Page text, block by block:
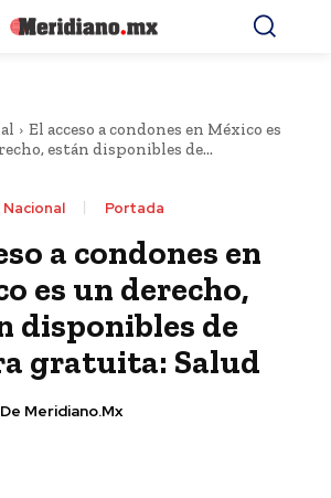
El acceso a condones en México es
están disponibles de...
Nacional Portada
a condones en
es un derecho,
disponibles de
gratuita: Salud
Meridiano.mx